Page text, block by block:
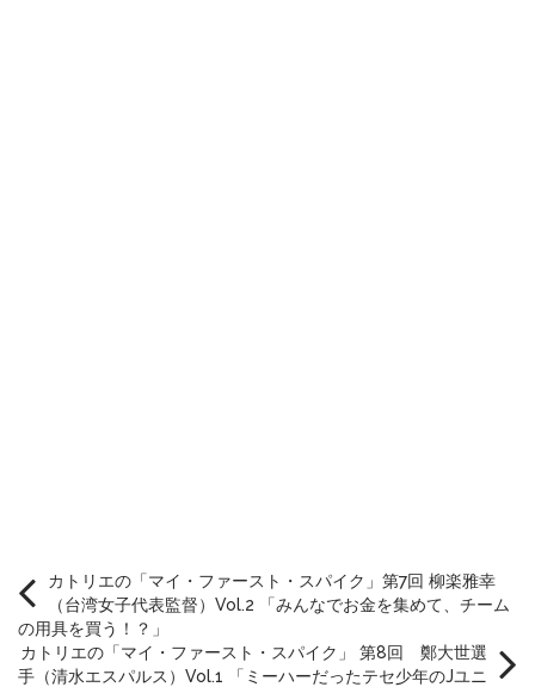
カトリエの「マイ・ファースト・スパイク」第7回 柳楽雅幸
（台湾女子代表監督）Vol.2 「みんなでお金を集めて、チーム
の用具を買う！？」
カトリエの「マイ・ファースト・スパイク」 第8回 鄭大世選
手（清水エスパルス）Vol.1 「ミーハーだったテセ少年のJユニ